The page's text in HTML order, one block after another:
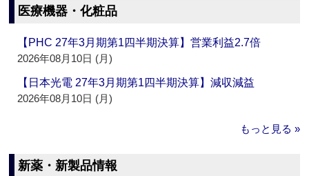
医療機器・化粧品
【PHC 27年3月期第1四半期決算】営業利益2.7倍
2026年08月10日 (月)
【日本光電 27年3月期第1四半期決算】減収減益
2026年08月10日 (月)
もっと見る »
新薬・新製品情報